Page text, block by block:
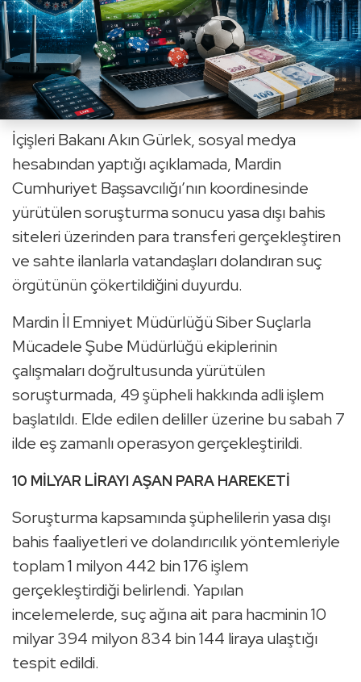
İçişleri Bakanı Akın Gürlek, sosyal medya
hesabından yaptığı açıklamada, Mardin
Cumhuriyet Başsavcılığı’nın koordinesinde
yürütülen soruşturma sonucu yasa dışı bahis
siteleri üzerinden para transferi gerçekleştiren
ve sahte ilanlarla vatandaşları dolandıran suç
örgütünün çökertildiğini duyurdu.
Mardin İl Emniyet Müdürlüğü Siber Suçlarla
Mücadele Şube Müdürlüğü ekiplerinin
çalışmaları doğrultusunda yürütülen
soruşturmada, 49 şüpheli hakkında adli işlem
başlatıldı. Elde edilen deliller üzerine bu sabah 7
ilde eş zamanlı operasyon gerçekleştirildi.
10 MİLYAR LİRAYI AŞAN PARA HAREKETİ
Soruşturma kapsamında şüphelilerin yasa dışı
bahis faaliyetleri ve dolandırıcılık yöntemleriyle
toplam 1 milyon 442 bin 176 işlem
gerçekleştirdiği belirlendi. Yapılan
incelemelerde, suç ağına ait para hacminin 10
milyar 394 milyon 834 bin 144 liraya ulaştığı
tespit edildi.